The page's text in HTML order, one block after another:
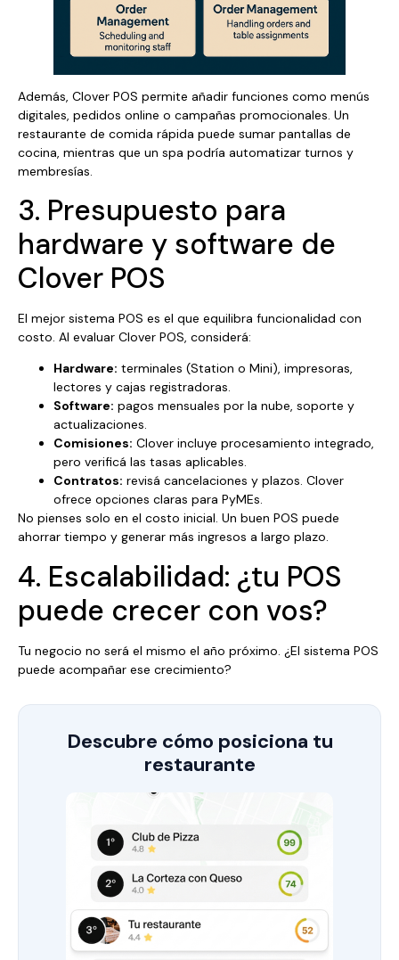
Además, Clover POS permite añadir funciones como menús
digitales, pedidos online o campañas promocionales. Un
restaurante de comida rápida puede sumar pantallas de
cocina, mientras que un spa podría automatizar turnos y
membresías.
3. Presupuesto para
hardware y software de
Clover POS
El mejor sistema POS es el que equilibra funcionalidad con
costo. Al evaluar Clover POS, considerá:
Hardware: terminales (Station o Mini), impresoras,
lectores y cajas registradoras.
Software: pagos mensuales por la nube, soporte y
actualizaciones.
Comisiones: Clover incluye procesamiento integrado,
pero verificá las tasas aplicables.
Contratos: revisá cancelaciones y plazos. Clover
ofrece opciones claras para PyMEs.
No pienses solo en el costo inicial. Un buen POS puede
ahorrar tiempo y generar más ingresos a largo plazo.
4. Escalabilidad: ¿tu POS
puede crecer con vos?
Tu negocio no será el mismo el año próximo. ¿El sistema POS
puede acompañar ese crecimiento?
Descubre cómo posiciona tu
restaurante